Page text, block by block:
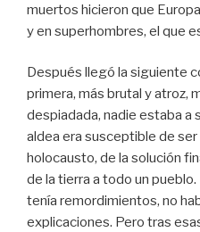
muertos hicieron que
y en superhombres, el que
Después llegó la siguiente
primera, más brutal y atroz,
despiadada, nadie estaba a
aldea era susceptible de ser
holocausto, de la solución
de la tierra a todo un
tenía remordimientos, no
explicaciones. Pero tras